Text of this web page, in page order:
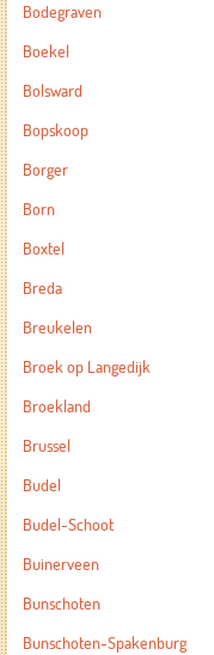
Bodegraven
Boekel
Bolsward
Bopskoop
Borger
Born
Boxtel
Breda
Breukelen
Broek op Langedijk
Broekland
Brussel
Budel
Budel-Schoot
Buinerveen
Bunschoten
Bunschoten-Spakenburg